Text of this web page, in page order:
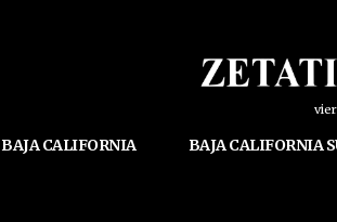
BAJA CALIFORNIA BAJA CALIFORNIA